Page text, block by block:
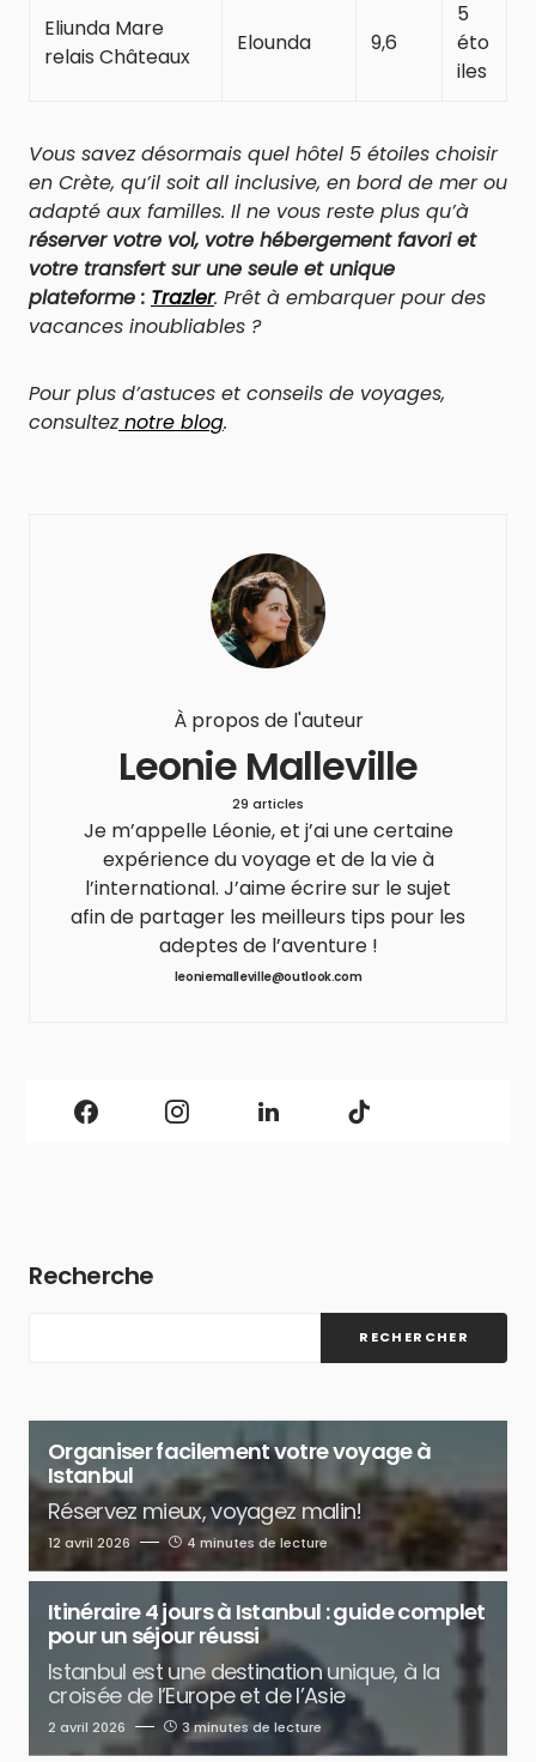
Eliunda Mare
relais Châteaux
Elounda 9,6
5
éto
iles
Vous savez désormais quel hôtel 5 étoiles choisir
en Crète, qu’il soit all inclusive, en bord de mer ou
adapté aux familles. Il ne vous reste plus qu’à
réserver votre vol, votre hébergement favori et
votre transfert sur une seule et unique
plateforme : Trazler. Prêt à embarquer pour des
vacances inoubliables ?
Pour plus d’astuces et conseils de voyages,
consulteznotre blog.
À propos de l'auteur
Leonie Malleville
29 articles
Je m’appelle Léonie, et j’ai une certaine
expérience du voyage et de la vie à
l’international. J’aime écrire sur le sujet
afin de partager les meilleurs tips pour les
adeptes de l’aventure !
leoniemalleville@outlook.com
Recherche
RECHERCHER
Organiser facilement votre voyage à
Istanbul
Réservez mieux, voyagez malin!
12 avril 2026 4 minutes de lecture
Itinéraire 4 jours à Istanbul : guide complet
pour un séjour réussi
Istanbul est une destination unique, à la
croisée de l’Europe et de l’Asie
2 avril 2026 3 minutes de lecture